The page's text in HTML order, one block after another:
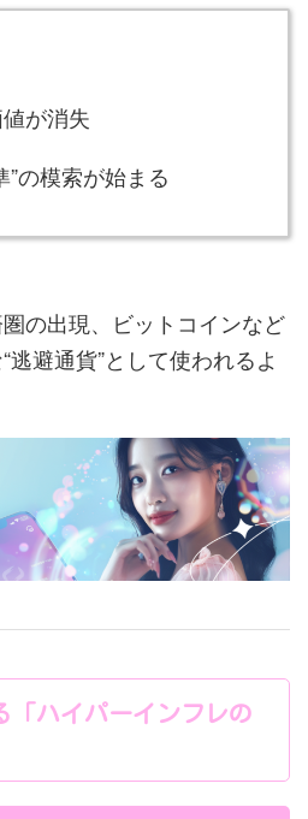
が消失
”の模索が始まる
の出現、ビットコインなど
逃避通貨”として使われるよ
「ハイパーインフレの